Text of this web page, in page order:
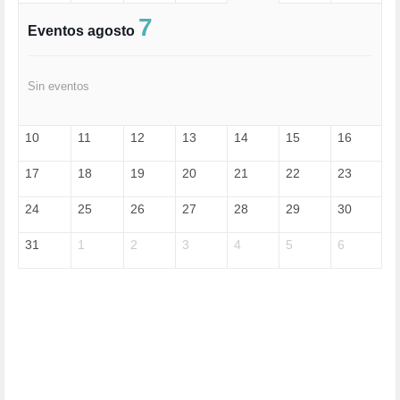
FELICIDAD (1)
FRANCISCO (5)
GUERRA (133)
HUMOR (1)
IA (1)
INMIGRACIÓN (145)
Eventos agosto 7
Sin eventos
10 11 12 13 14 15 16
17 18 19 20 21 22 23
24 25 26 27 28 29 30
31 1 2 3 4 5 6